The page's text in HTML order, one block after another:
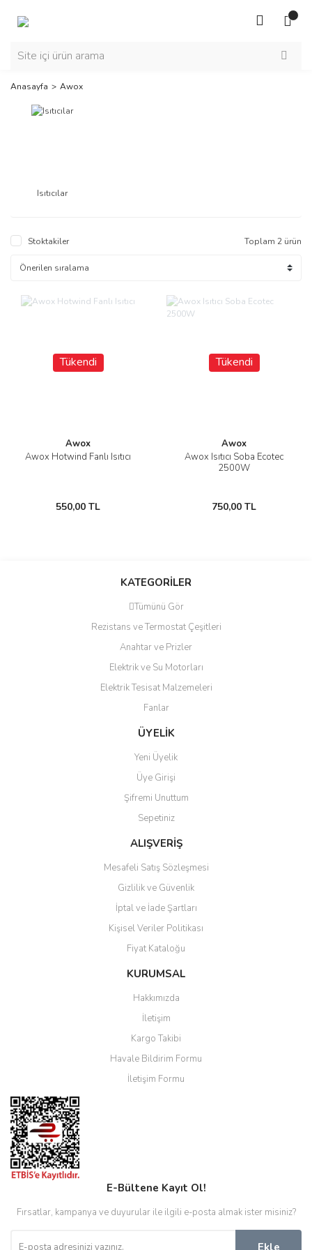
Anasayfa Awox
Isıtıcılar
Stoktakiler Toplam 2 ürün
Tükendi
Awox
Awox Hotwind Fanlı Isıtıcı
550,00 TL
Tükendi
Awox
Awox Isıtıcı Soba Ecotec
2500W
750,00 TL
KATEGORİLER
Tümünü Gör
Rezistans ve Termostat Çeşitleri
Anahtar ve Prizler
Elektrik ve Su Motorları
Elektrik Tesisat Malzemeleri
Fanlar
ÜYELİK
Yeni Üyelik
Üye Girişi
Şifremi Unuttum
Sepetiniz
ALIŞVERİŞ
Mesafeli Satış Sözleşmesi
Gizlilik ve Güvenlik
İptal ve İade Şartları
Kişisel Veriler Politikası
Fiyat Kataloğu
KURUMSAL
Hakkımızda
İletişim
Kargo Takibi
Havale Bildirim Formu
İletişim Formu
E-Bültene Kayıt Ol!
Fırsatlar, kampanya ve duyurular ile ilgili e-posta almak ister misiniz?